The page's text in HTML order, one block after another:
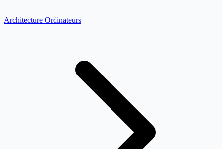
Architecture Ordinateurs